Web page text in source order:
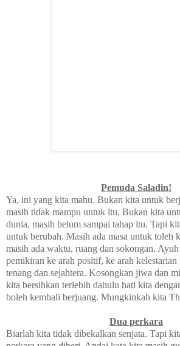
Pemuda Saladin!
Ya, ini yang kita mahu. Bukan kita untuk
masih tidak mampu untuk itu. Bukan kita
dunia, masih belum sampai tahap itu. Tapi
untuk berubah. Masih ada masa untuk toleh
masih ada waktu, ruang dan sokongan.
pemikiran ke arah positif, ke arah
tenang dan sejahtera. Kosongkan jiwa dan
kita bersihkan terlebih dahulu hati kita
boleh kembali berjuang. Mungkinkah kita
Dua perkara
Biarlah kita tidak dibekalkan senjata. Tapi